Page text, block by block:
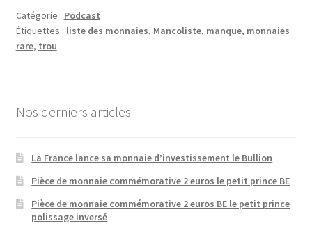
Catégorie : Podcast
Étiquettes : liste des monnaies, Mancoliste, manque, monnaies
rare, trou
Nos derniers articles
La France lance sa monnaie d’investissement le Bullion
Pièce de monnaie commémorative 2 euros le petit prince BE
Pièce de monnaie commémorative 2 euros BE le petit prince
polissage inversé